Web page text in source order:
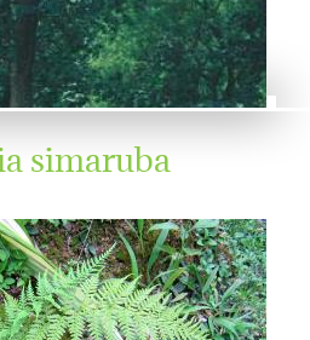
simaruba